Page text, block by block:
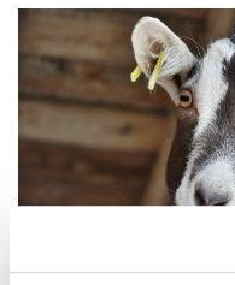
YHDISTYKSEN JULKAISU